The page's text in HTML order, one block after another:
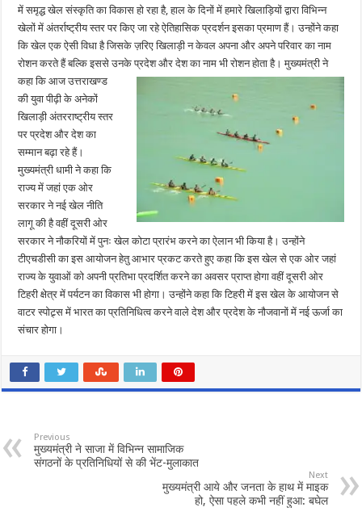
में समृद्ध खेल संस्कृति का विकास हो रहा है, हाल के दिनों में हमारे खिलाड़ियों द्वारा विभिन्न
खेलों में अंतर्राष्ट्रीय स्तर पर किए जा रहे ऐतिहासिक प्रदर्शन इसका प्रमाण हैं। उन्होंने कहा
कि खेल एक ऐसी विधा है जिसके ज़रिए खिलाड़ी न केवल अपना और अपने परिवार का नाम
रोशन करते हैं बल्कि इससे उनके प्रदेश और देश का नाम भी रोशन होता है। मुख्यमंत्री ने
कहा कि आज उत्तराखण्ड
की युवा पीढ़ी के अनेकों
खिलाड़ी अंतरराष्ट्रीय स्तर
पर प्रदेश और देश का
सम्मान बढ़ा रहे हैं।
मुख्यमंत्री धामी ने कहा कि
राज्य में जहां एक ओर
सरकार ने नई खेल नीति
लागू की है वहीं दूसरी ओर
सरकार ने नौकरियों में पुनः खेल कोटा प्रारंभ करने का ऐलान भी किया है। उन्होंने
टीएचडीसी का इस आयोजन हेतु आभार प्रकट करते हुए कहा कि इस खेल से एक ओर जहां
राज्य के युवाओं को अपनी प्रतिभा प्रदर्शित करने का अवसर प्राप्त होगा वहीं दूसरी ओर
टिहरी क्षेत्र में पर्यटन का विकास भी होगा। उन्होंने कहा कि टिहरी में इस खेल के आयोजन से
वाटर स्पोट्र्स में भारत का प्रतिनिधित्व करने वाले देश और प्रदेश के नौजवानों में नई ऊर्जा का
संचार होगा।
Previous
मुख्यमंत्री ने साजा में विभिन्न सामाजिक
संगठनों के प्रतिनिधियों से की भेंट-मुलाकात
Next
मुख्यमंत्री आये और जनता के हाथ में माइक
हो, ऐसा पहले कभी नहीं हुआ: बघेल